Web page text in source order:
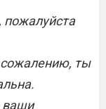
ты
ваши